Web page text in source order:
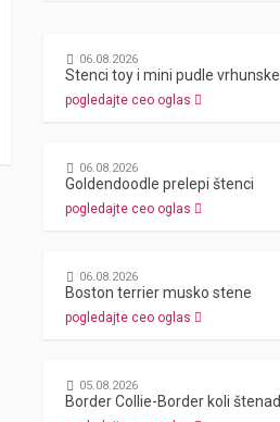
06.08.2026
pogledajte ceo oglas
06.08.2026
Goldendoodle prelepi štenci
pogledajte ceo oglas
06.08.2026
Boston terrier musko stene
pogledajte ceo oglas
05.08.2026
Border Collie-Border koli štenad